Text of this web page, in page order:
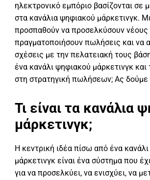
ηλεκτρονικό εμπόριο βασίζονται σε
στα κανάλια ψηφιακού μάρκετινγκ.
προσπαθούν να προσελκύσουν νέους
πραγματοποιήσουν πωλήσεις και να
σχέσεις με την πελατειακή τους
ένα κανάλι ψηφιακού μάρκετινγκ και
στη στρατηγική πωλήσεων; Ας
Τι είναι τα κανάλια
μάρκετινγκ;
Η κεντρική ιδέα πίσω από ένα
μάρκετινγκ είναι ένα σύστημα που
για να προσελκύει, να ενισχύει, να